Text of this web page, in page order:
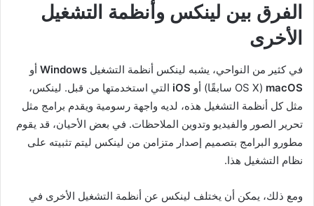
الفرق بين لينكس وأنظمة التشغيل
الأخرى
في كثير من النواحي، يشبه لينكس أنظمة التشغيل Windows أو
macOS (OS X سابقًا) أو iOS التي استخدمتها من قبل. لينكس،
مثل كل أنظمة التشغيل هذه، لديه واجهة رسومية ويقدم برامج مثل
تحرير الصور والفيديو وتدوين الملاحظات. في بعض الأحيان، قد يقوم
مطورو البرامج بتصميم إصدار متزامن من لينكس ليتم تثبيته على
نظام التشغيل هذا.
ومع ذلك، يمكن أن يختلف لينكس عن أنظمة التشغيل الأخرى في